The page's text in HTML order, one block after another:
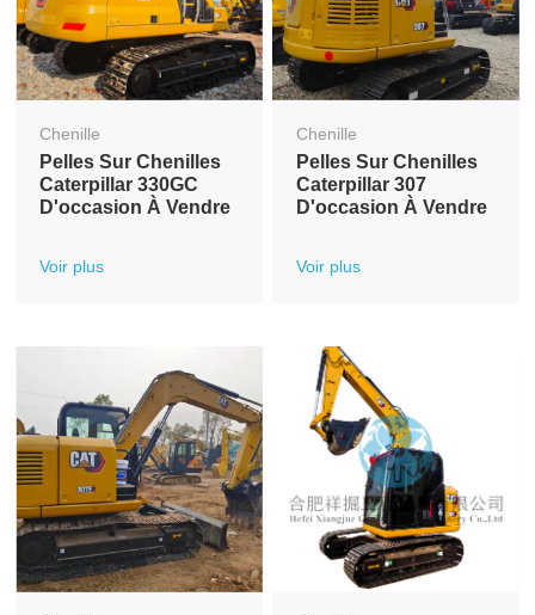
Chenille
Pelles Sur Chenilles
Caterpillar 330GC
D'occasion À Vendre
Voir plus
Chenille
Pelles Sur Chenilles
Caterpillar 307
D'occasion À Vendre
Voir plus